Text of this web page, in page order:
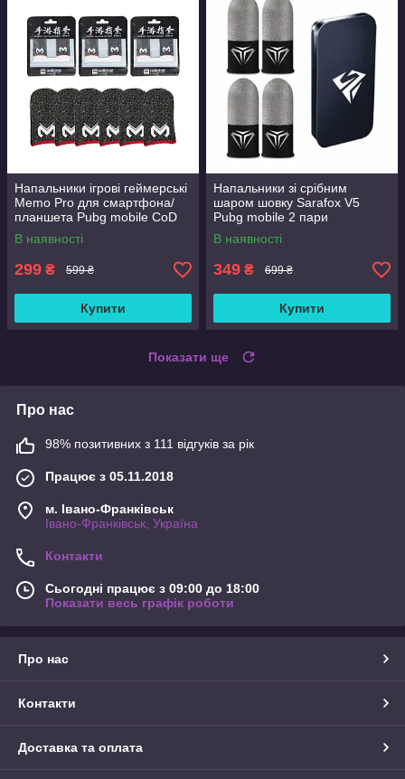
Напальники ігрові геймерські
Memo Pro для смартфона/
планшета Pubg mobile CoD
free fire 3 пари
В наявності
299 ₴ 599 ₴
Купити
Напальники зі срібним
шаром шовку Sarafox V5
Pubg mobile 2 пари
В наявності
349 ₴ 699 ₴
Купити
Показати ще
Про нас
98% позитивних з 111 відгуків за рік
Працює з 05.11.2018
м. Івано-Франківськ
Івано-Франківськ, Україна
Контакти
Сьогодні працює з 09:00 до 18:00
Показати весь графік роботи
Про нас
Контакти
Доставка та оплата